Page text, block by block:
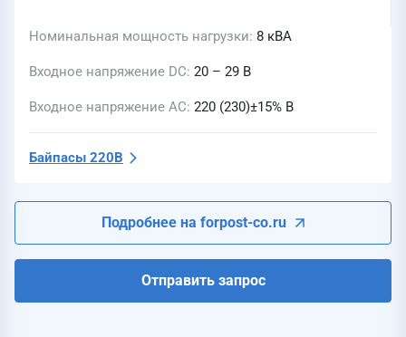
Номинальная мощность нагрузки 8 кВА
Входное напряжение DC 20 – 29 В
Входное напряжение AC 220 (230)±15% В
Байпасы 220В
Подробнее на forpost-co.ru
Отправить запрос